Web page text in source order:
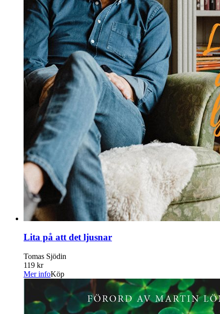
Lita på att det ljusnar
Tomas Sjödin
119 kr
Mer infoKöp